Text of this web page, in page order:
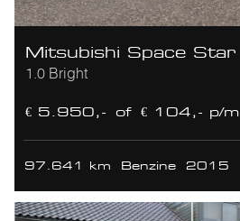
Mitsubishi Space Star
1.0 Bright
€ 5.950,- of € 104,- p/m
97.641 km Benzine 2015